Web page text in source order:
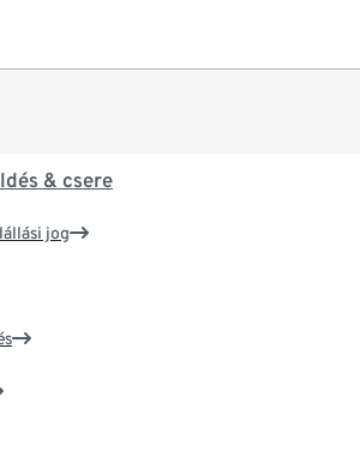
& csere
jog